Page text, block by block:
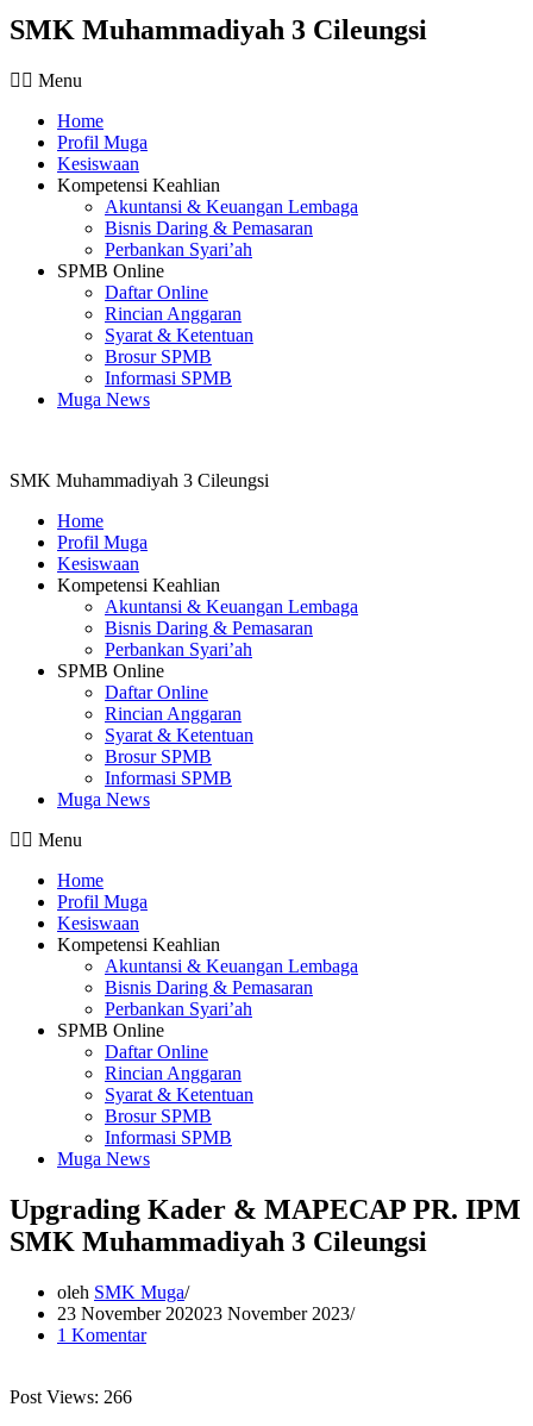
SMK Muhammadiyah 3 Cileungsi
Menu
Home
Profil Muga
Kesiswaan
Kompetensi Keahlian
Akuntansi & Keuangan Lembaga
Bisnis Daring & Pemasaran
Perbankan Syari’ah
SPMB Online
Daftar Online
Rincian Anggaran
Syarat & Ketentuan
Brosur SPMB
Informasi SPMB
Muga News
SMK Muhammadiyah 3 Cileungsi
Home
Profil Muga
Kesiswaan
Kompetensi Keahlian
Akuntansi & Keuangan Lembaga
Bisnis Daring & Pemasaran
Perbankan Syari’ah
SPMB Online
Daftar Online
Rincian Anggaran
Syarat & Ketentuan
Brosur SPMB
Informasi SPMB
Muga News
Menu
Home
Profil Muga
Kesiswaan
Kompetensi Keahlian
Akuntansi & Keuangan Lembaga
Bisnis Daring & Pemasaran
Perbankan Syari’ah
SPMB Online
Daftar Online
Rincian Anggaran
Syarat & Ketentuan
Brosur SPMB
Informasi SPMB
Muga News
Upgrading Kader & MAPECAP PR. IPM
SMK Muhammadiyah 3 Cileungsi
oleh SMK Muga
23 November 202023 November 2023
1 Komentar
Post Views: 266